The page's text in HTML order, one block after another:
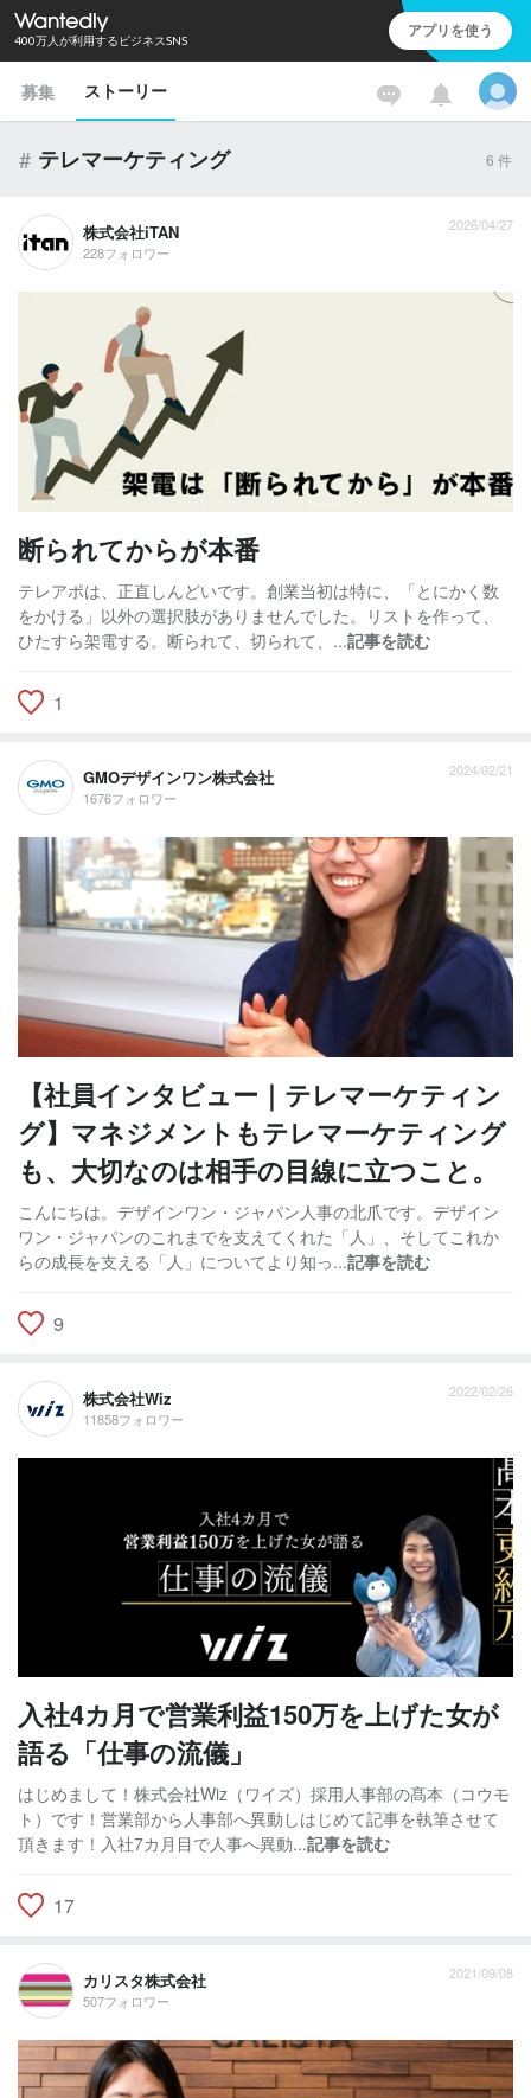
400万人が利用するビジネスSNS アプリを使う
募集 ストーリー
# テレマーケティング 6 件
株式会社iTAN
228フォロワー
2026/04/27
断られてからが本番
テレアポは、正直しんどいです。創業当初は特に、「とにかく数
をかける」以外の選択肢がありませんでした。リストを作って、
ひたすら架電する。断られて、切られて、...記事を読む
1
GMOデザインワン株式会社
1676フォロワー
2024/02/21
【社員インタビュー｜テレマーケティン
グ】マネジメントもテレマーケティング
も、大切なのは相手の目線に立つこと。
こんにちは。デザインワン・ジャパン人事の北爪です。デザイン
ワン・ジャパンのこれまでを支えてくれた「人」、そしてこれか
らの成長を支える「人」についてより知っ...記事を読む
9
株式会社Wiz
11858フォロワー
2022/02/26
入社4カ月で営業利益150万を上げた女が
語る「仕事の流儀」
はじめまして！株式会社Wiz（ワイズ）採用人事部の髙本（コウモ
ト）です！営業部から人事部へ異動しはじめて記事を執筆させて
頂きます！入社7カ月目で人事へ異動...記事を読む
17
カリスタ株式会社
507フォロワー
2021/09/08